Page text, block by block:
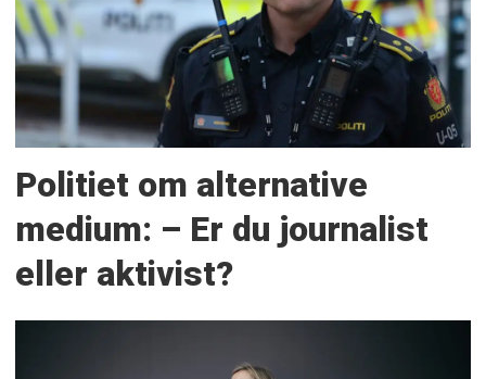
Politiet om alternative
medium: – Er du journalist
eller aktivist?